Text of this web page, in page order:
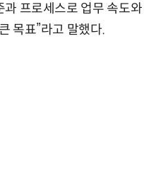
과 프로세스로 업무 속도와
목표”라고 말했다.